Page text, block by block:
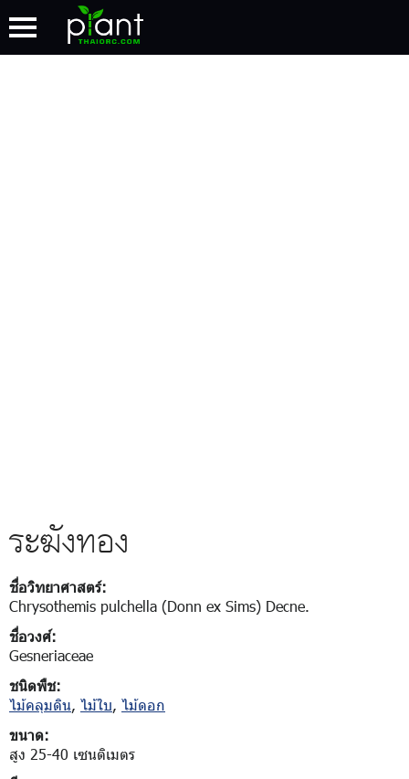
ระฆังทอง
ชื่อวิทยาศาสตร์:
Chrysothemis pulchella (Donn ex Sims) Decne.
ชื่อวงศ์:
Gesneriaceae
ชนิดพืช:
ไม้คลุมดิน, ไม้ใบ, ไม้ดอก
ขนาด:
สูง 25-40 เซนติเมตร